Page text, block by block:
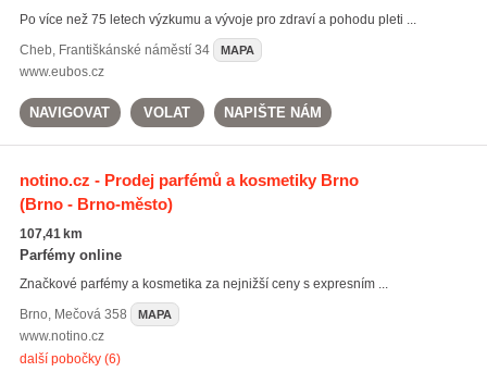
Po více než 75 letech výzkumu a vývoje pro zdraví a pohodu pleti ...
Cheb, Františkánské náměstí 34 MAPA
www.eubos.cz
NAVIGOVAT VOLAT NAPIŠTE NÁM
notino.cz - Prodej parfémů a kosmetiky Brno
(Brno - Brno-město)
107,41 km
Parfémy online
Značkové parfémy a kosmetika za nejnižší ceny s expresním ...
Brno, Mečová 358 MAPA
www.notino.cz
další pobočky (6)